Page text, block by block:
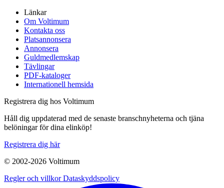
Länkar
Om Voltimum
Kontakta oss
Platsannonsera
Annonsera
Guldmedlemskap
Tävlingar
PDF-kataloger
Internationell hemsida
Registrera dig hos Voltimum
Håll dig uppdaterad med de senaste branschnyheterna och tjäna
belöningar för dina elinköp!
Registrera dig här
© 2002-2026 Voltimum
Regler och villkorDataskyddspolicy